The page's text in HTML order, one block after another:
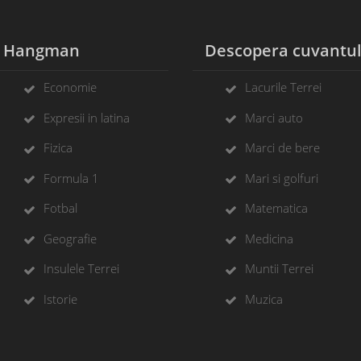
Economie
Expresii in latina
Fizica
Formula 1
Fotbal
Geografie
Insulele Terrei
Istorie
Descopera cuvantul
Lacurile Terrei
Marci auto
Marci de bere
Mari si golfuri
Matematica
Medicina
Muntii Terrei
Muzica